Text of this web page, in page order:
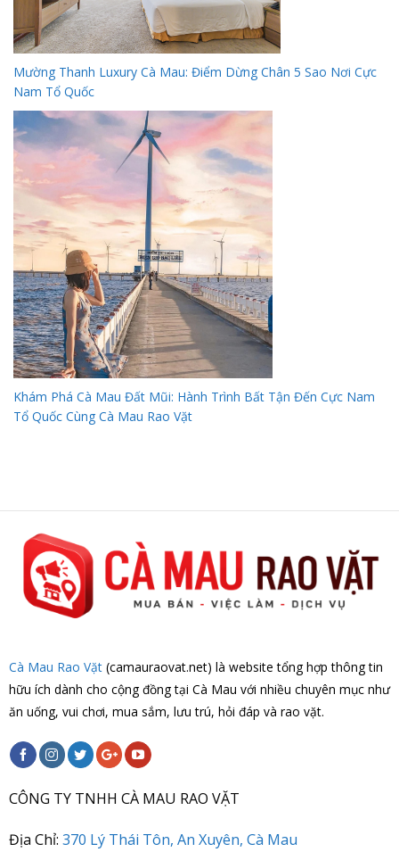
Mường Thanh Luxury Cà Mau: Điểm Dừng Chân 5 Sao Nơi Cực
Nam Tổ Quốc
Khám Phá Cà Mau Đất Mũi: Hành Trình Bất Tận Đến Cực Nam
Tổ Quốc Cùng Cà Mau Rao Vặt
Cà Mau Rao Vặt (camauraovat.net) là website tổng hợp thông tin
hữu ích dành cho cộng đồng tại Cà Mau với nhiều chuyên mục như
ăn uống, vui chơi, mua sắm, lưu trú, hỏi đáp và rao vặt.
CÔNG TY TNHH CÀ MAU RAO VẶT
Địa Chỉ: 370 Lý Thái Tôn, An Xuyên, Cà Mau